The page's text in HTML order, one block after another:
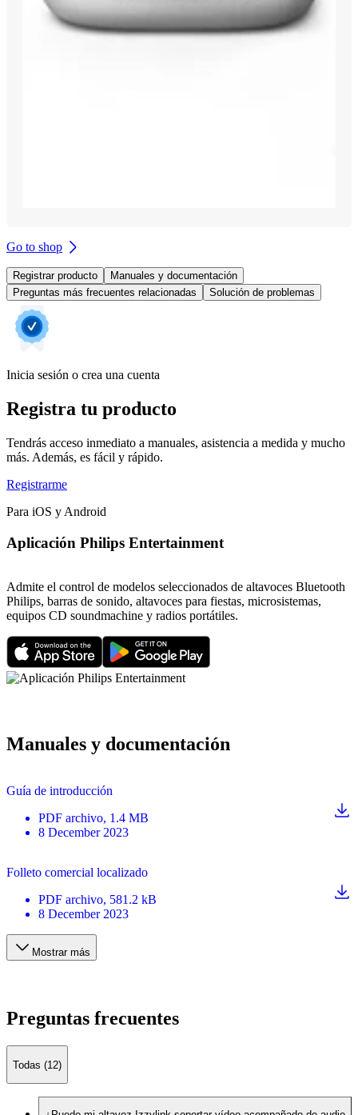
Go to shop
Registrar producto
Manuales y documentación
Preguntas más frecuentes relacionadas
Solución de problemas
Inicia sesión o crea una cuenta
Registra tu producto
Tendrás acceso inmediato a manuales, asistencia a medida y mucho
más. Además, es fácil y rápido.
Registrarme
Para iOS y Android
Aplicación Philips Entertainment
Admite el control de modelos seleccionados de altavoces Bluetooth
Philips, barras de sonido, altavoces para fiestas, microsistemas,
equipos CD soundmachine y radios portátiles.
Manuales y documentación
Guía de introducción
PDF archivo, 1.4 MB
8 December 2023
Folleto comercial localizado
PDF archivo, 581.2 kB
8 December 2023
Mostrar más
Preguntas frecuentes
Todas (12)